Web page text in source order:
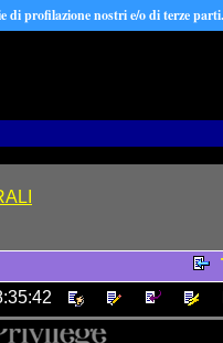
di profilazione nostri e/o di terze